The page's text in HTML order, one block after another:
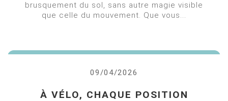
brusquement du sol, sans autre magie visible
que celle du mouvement. Que vous...
09/04/2026
À VÉLO, CHAQUE POSITION